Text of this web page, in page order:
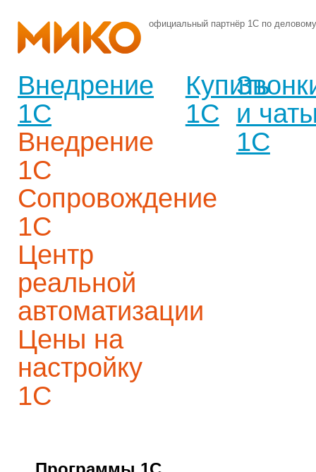
официальный партнёр 1С по
Внедрение
1С
Внедрение
1С
Сопровождение
1С
Центр
реальной
автоматизации
Цены на
настройку
1С
Купить
1С
и
1С